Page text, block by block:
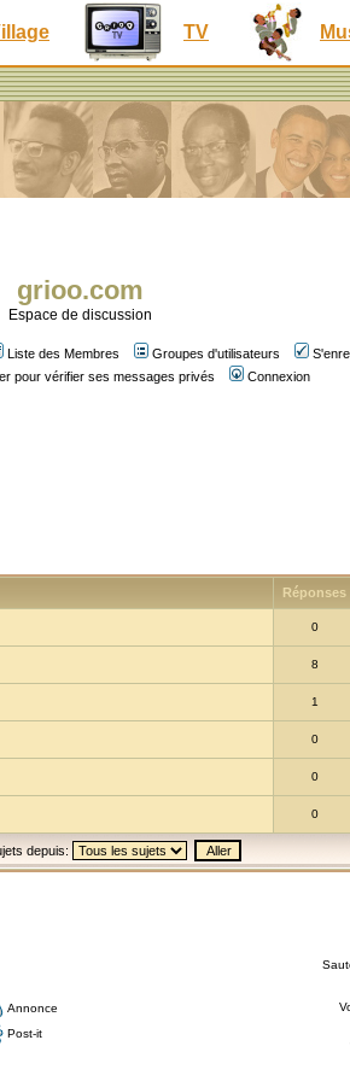
TV
grioo.com
Espace de discussion
Liste des Membres Groupes d'utilisateurs
pour vérifier ses messages privés Connexion
Réponses
0
8
1
0
0
0
depuis:
Annonce
Post-it